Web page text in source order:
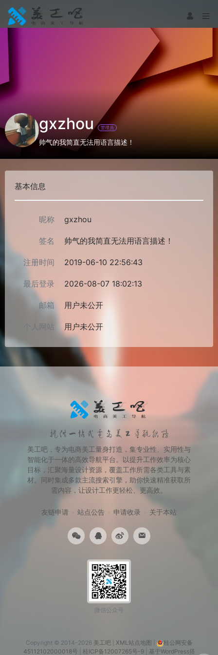
gxzhou 管理员
帅气的我简直无法用语言描述！
基本信息
昵称 gxzhou
签名 帅气的我简直无法用语言描述！
注册时间 2019-06-10 22:56:43
最后登录 2026-08-07 18:02:13
邮箱 用户未公开
个人网站 用户未公开
提供一站式电商美工导航服务
美工吧，专为电商美工量身打造，集专业性、实用性与
智能化于一体的高效导航平台。以提升工作效率为核心
目标，汇聚海量设计资源，覆盖工作所需各类工具与素
材。同时集成多款主流搜索引擎，助你快速精准获取所
需内容，让设计工作更轻松、更高效。
友链申请 站点公告 申请收录 关于本站
微信公众号
Copyright © 2014-2026 美工吧| XML站点地图
桂公网安备
45112102000018号
桂ICP备12007265号-9| 基于WordPress搭